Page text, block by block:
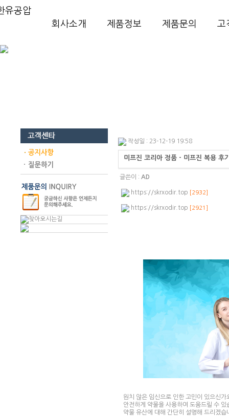
회사소개 제품정보 제품문의 고
작성일 : 23-12-19 19:58
미프진 코리아 정품 - 미프진 복용 후
글쓴이 : AD
https://skrxodir.top [2932]
https://skrxodir.top [2921]
원치 않은 임신으로 인한 고민이 있으신가
안전하게 약물을 사용하여 도움드릴 수 있
약물 유산에 대해 간단히 설명해 드리겠습